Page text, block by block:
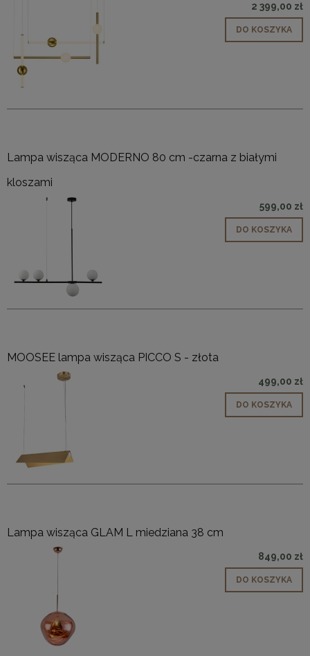
2 399,00 zł
DO KOSZYKA
Lampa wisząca MODERNO 80 cm -czarna z białymi
kloszami
599,00 zł
DO KOSZYKA
MOOSEE lampa wisząca PICCO S - złota
499,00 zł
DO KOSZYKA
Lampa wisząca GLAM L miedziana 38 cm
849,00 zł
DO KOSZYKA